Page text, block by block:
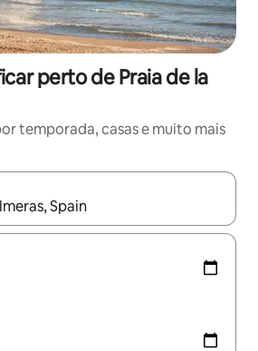
perto de Praia de la
temporada, casas e muito mais
estiverem disponíveis, explore-os